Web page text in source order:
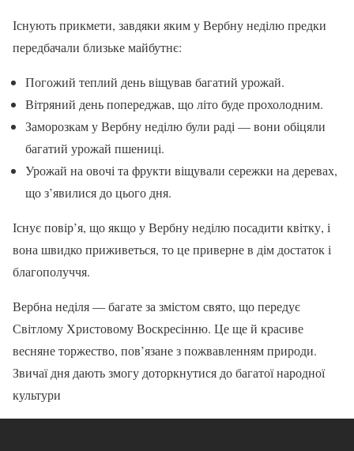
Існують прикмети, завдяки яким у Вербну неділю предки
передбачали близьке майбутнє:
Погожий теплий день віщував багатий урожай.
Вітряний день попереджав, що літо буде прохолодним.
Заморозкам у Вербну неділю були раді — вони обіцяли
багатий урожай пшениці.
Урожай на овочі та фрукти віщували сережки на деревах,
що з’явилися до цього дня.
Існує повір’я, що якщо у Вербну неділю посадити квітку, і
вона швидко приживеться, то це приверне в дім достаток і
благополуччя.
Вербна неділя — багате за змістом свято, що передує
Світлому Христовому Воскресінню. Це ще й красиве
весняне торжество, пов’язане з пожвавленням природи.
Звичаї дня дають змогу доторкнутися до багатої народної
культури